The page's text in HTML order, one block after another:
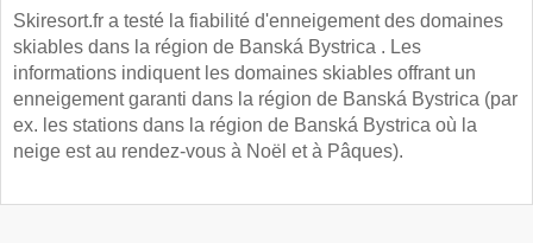
Skiresort.fr a testé la fiabilité d'enneigement des domaines
skiables dans la région de Banská Bystrica . Les
informations indiquent les domaines skiables offrant un
enneigement garanti dans la région de Banská Bystrica (par
ex. les stations dans la région de Banská Bystrica où la
neige est au rendez-vous à Noël et à Pâques).